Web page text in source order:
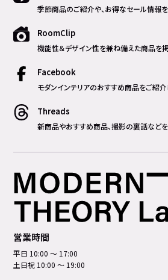
季節商品のご紹介や、お得なセール情報を
RoomClip
機能性＆デザイン性を兼ね備えた商品を掲
Facebook
モダンインテリアのおすすめ商品をご紹介
Threads
新商品やおすすめ商品、撮影の裏話などを
営業時間
平日 10:00 ～ 17:00
土日祝 10:00 ～ 19:00